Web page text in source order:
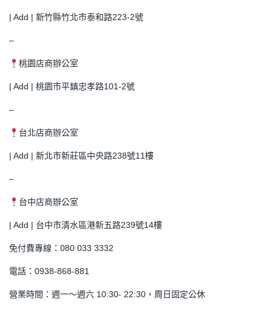
| Add | 新竹縣竹北市泰和路223-2號
–
桃園店商辦公室
| Add | 桃園市平鎮忠孝路101-2號
–
台北店商辦公室
| Add | 新北市新莊區中央路238號11樓
–
台中店商辦公室
| Add | 台中市清水區港新五路239號14樓
免付費專線：080 033 3332
電話：0938-868-881
營業時間：週一～週六 10:30- 22:30，周日固定公休